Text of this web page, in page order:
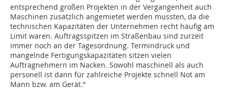
entsprechend großen Projekten in der Vergangenheit auch
Maschinen zusätzlich angemietet werden mussten, da die
technischen Kapazitäten der Unternehmen recht häufig am
Limit waren. Auftragsspitzen im Straßenbau sind zurzeit
immer noch an der Tagesordnung. Termindruck und
mangelnde Fertigungskapazitäten sitzen vielen
Auftragnehmern im Nacken. Sowohl maschinell als auch
personell ist dann für zahlreiche Projekte schnell Not am
Mann bzw. am Gerät.“